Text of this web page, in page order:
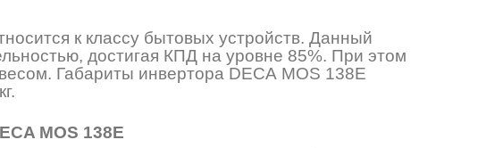
к классу бытовых устройств. Данный
достигая КПД на уровне 85%. При этом
Габариты инвертора DECA MOS 138E
MOS 138E